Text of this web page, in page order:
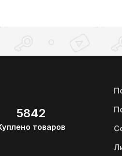
5842
товаров